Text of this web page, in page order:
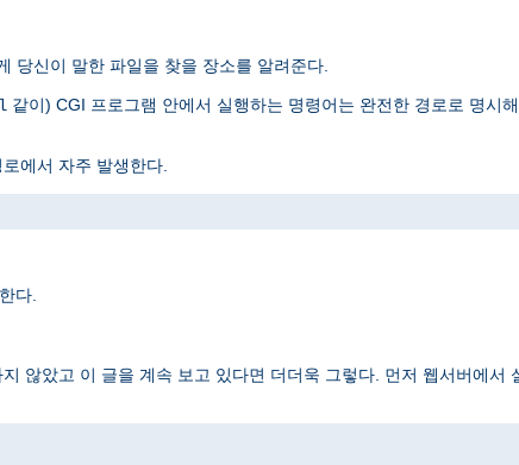
당신이 말한 파일을 찾을 장소를 알려준다.
같이) CGI 프로그램 안에서 실행하는 명령어는 완전한 경로로 명시
에서 자주 발생한다.
다.
않았고 이 글을 계속 보고 있다면 더더욱 그렇다. 먼저 웹서버에서